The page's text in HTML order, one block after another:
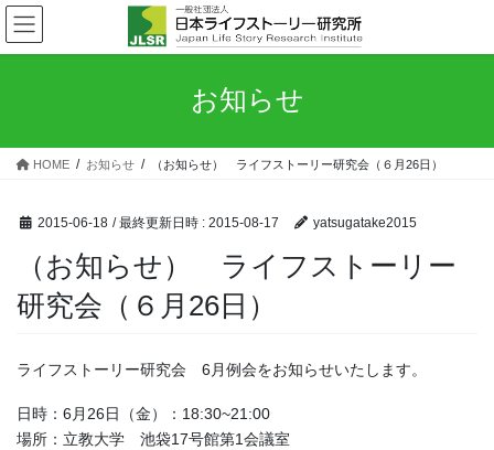
コ
ン
テ
ス
ナ
ビ
ゲ
ン
お知らせ
HOME お知らせ （お知らせ） ライフストーリー研究会（６月26日）
2015-06-18 / 最終更新日時 : 2015-08-17 yatsugatake2015
（お知らせ） ライフストーリー
研究会（６月26日）
ライフストーリー研究会 6月例会をお知らせいたします。
日時：6月26日（金）：18:30~21:00
場所：立教大学 池袋17号館第1会議室